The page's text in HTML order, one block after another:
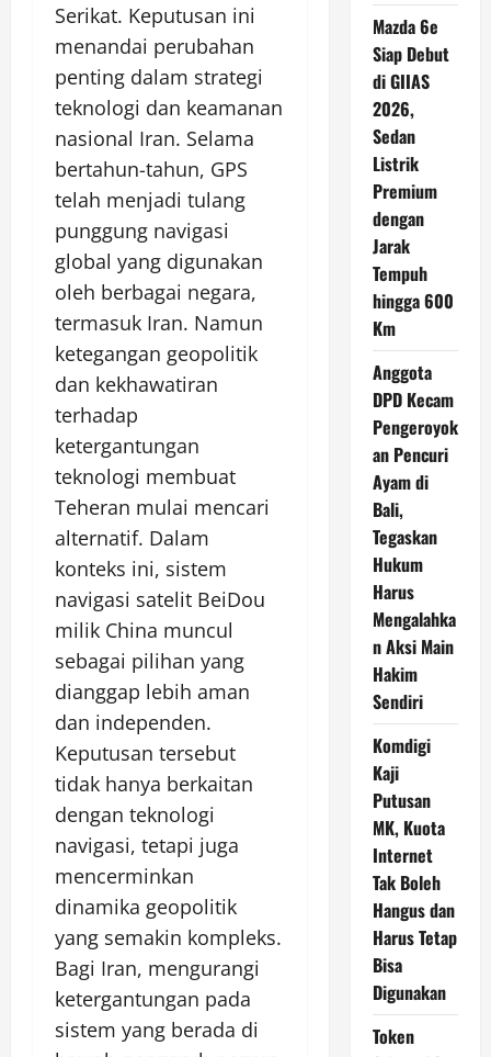
Serikat. Keputusan ini
menandai perubahan
penting dalam strategi
teknologi dan keamanan
nasional Iran. Selama
bertahun-tahun, GPS
telah menjadi tulang
punggung navigasi
global yang digunakan
oleh berbagai negara,
termasuk Iran. Namun
ketegangan geopolitik
dan kekhawatiran
terhadap
ketergantungan
teknologi membuat
Teheran mulai mencari
alternatif. Dalam
konteks ini, sistem
navigasi satelit BeiDou
milik China muncul
sebagai pilihan yang
dianggap lebih aman
dan independen.
Keputusan tersebut
tidak hanya berkaitan
dengan teknologi
navigasi, tetapi juga
mencerminkan
dinamika geopolitik
yang semakin kompleks.
Bagi Iran, mengurangi
ketergantungan pada
sistem yang berada di
Mazda 6e
Siap Debut
di GIIAS
2026,
Sedan
Listrik
Premium
dengan
Jarak
Tempuh
hingga 600
Km
Anggota
DPD Kecam
Pengeroyok
an Pencuri
Ayam di
Bali,
Tegaskan
Hukum
Harus
Mengalahka
n Aksi Main
Hakim
Sendiri
Komdigi
Kaji
Putusan
MK, Kuota
Internet
Tak Boleh
Hangus dan
Harus Tetap
Bisa
Digunakan
Token